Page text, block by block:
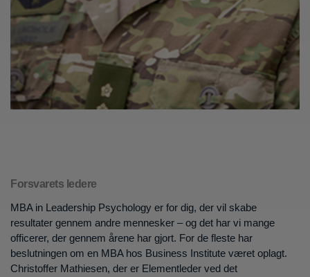
Forsvarets ledere
MBA in Leadership Psychology er for dig, der vil skabe
resultater gennem andre mennesker ­– og det har vi mange
officerer, der gennem årene har gjort. For de fleste har
beslutningen om en MBA hos Business Institute været oplagt.
Christoffer Mathiesen, der er Elementleder ved det